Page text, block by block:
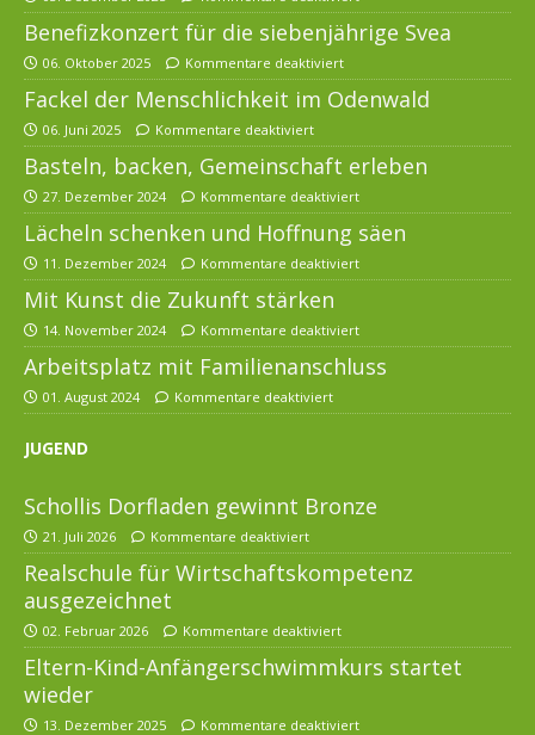
Benefizkonzert für die siebenjährige Svea
06. Oktober 2025 Kommentare deaktiviert
Fackel der Menschlichkeit im Odenwald
06. Juni 2025 Kommentare deaktiviert
Basteln, backen, Gemeinschaft erleben
27. Dezember 2024 Kommentare deaktiviert
Lächeln schenken und Hoffnung säen
11. Dezember 2024 Kommentare deaktiviert
Mit Kunst die Zukunft stärken
14. November 2024 Kommentare deaktiviert
Arbeitsplatz mit Familienanschluss
01. August 2024 Kommentare deaktiviert
JUGEND
Schollis Dorfladen gewinnt Bronze
21. Juli 2026 Kommentare deaktiviert
Realschule für Wirtschaftskompetenz
ausgezeichnet
02. Februar 2026 Kommentare deaktiviert
Eltern-Kind-Anfängerschwimmkurs startet
wieder
13. Dezember 2025 Kommentare deaktiviert